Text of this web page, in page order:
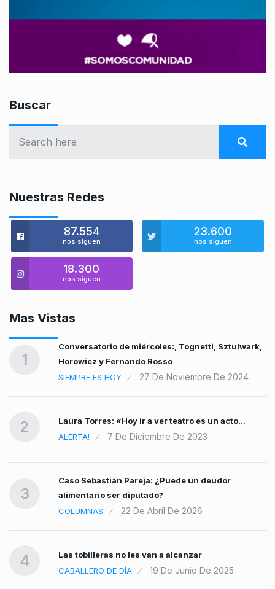
Buscar
Nuestras Redes
87.554
nos siguen
23.600
nos siguen
18.300
nos siguen
Mas Vistas
1
Conversatorio de miércoles:, Tognetti, Sztulwark,
Horowicz y Fernando Rosso
SIEMPRE ES HOY
27 De Noviembre De 2024
2
Laura Torres: «Hoy ir a ver teatro es un acto…
ALERTA!
7 De Diciembre De 2023
3
Caso Sebastián Pareja: ¿Puede un deudor
alimentario ser diputado?
COLUMNAS
22 De Abril De 2026
4
Las tobilleras no les van a alcanzar
CABALLERO DE DÍA
19 De Junio De 2025